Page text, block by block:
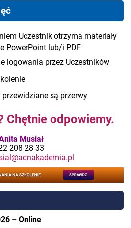
Uczestnik otrzyma materiały
PowerPoint lub/i PDF
logowania przez Uczestników
są przerwy
Chętnie odpowiemy.
Musiał
208 28 33
– Online